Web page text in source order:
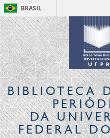
BRASIL
BIBLIOTECA
DA
FEDERAL